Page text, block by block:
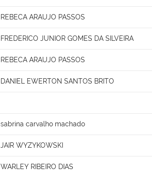
REBECA ARAUJO PASSOS
FREDERICO JUNIOR GOMES DA SILVEIRA
REBECA ARAUJO PASSOS
DANIEL EWERTON SANTOS BRITO
sabrina carvalho machado
JAIR WYZYKOWSKI
WARLEY RIBEIRO DIAS